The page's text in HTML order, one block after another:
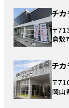
チ
〒
倉敷
チ
〒
岡山